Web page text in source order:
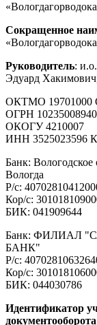
Сокращенное
Руководитель:
Эдуард
ОКТМО 19701000
ОГРН
ОКОГУ 4210007
ИНН 3525023596
Банк:
Вологда
Р/с:
Кор/с:
БИК: 041909644
Банк: ФИЛИАЛ
БАНК"
Р/с:
Кор/с:
БИК: 044030786
Идентификатор